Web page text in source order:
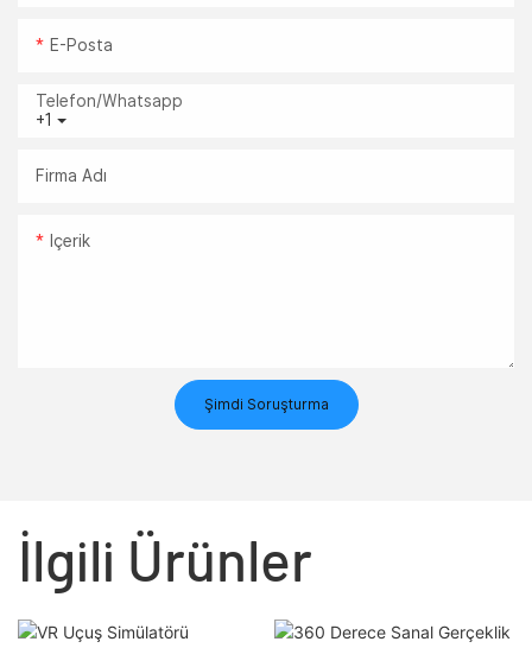
E-Posta
+1
Telefon/whatsapp
Firma Adı
Içerik
Şimdi Soruşturma
İlgili Ürünler